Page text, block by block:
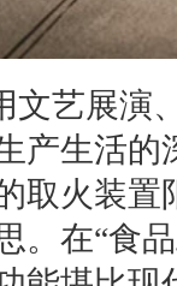
艺展演
产生活的
取火装
。在“食